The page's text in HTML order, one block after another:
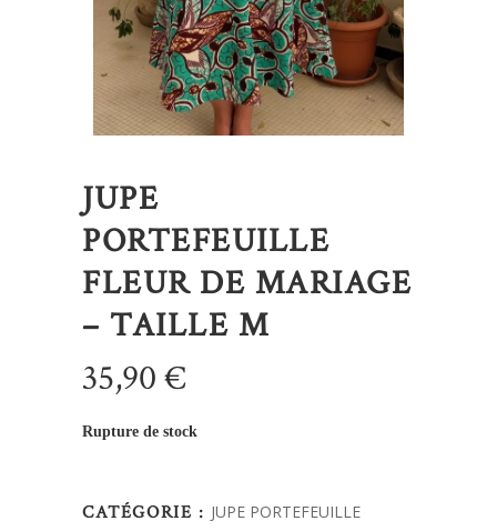
JUPE
PORTEFEUILLE
FLEUR DE MARIAGE
– TAILLE M
35,90€
Rupture de stock
CATÉGORIE : JUPE PORTEFEUILLE